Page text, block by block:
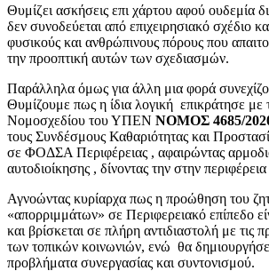
Θυμίζει ασκήσεις επι χάρτου αφού ουδεμία
δεν συνοδεύεται από επιχειρησιακό σχέδιο
φυσικούς και ανθρώπινους πόρους που
την προοπτική αυτών των σχεδιασμών.
Παράλληλα όμως για άλλη μια φορά
Θυμίζουμε πως η ίδια λογική επικράτησε με
Νομοσχεδίου του ΥΠΕΝ ΝΟΜΟΣ 4685/
τους Συνδέσμους Καθαριότητας και
σε ΦΟΔΣΑ Περιφέρειας , αφαιρώντας
αυτοδιοίκησης , δίνοντας την στην περιφέρεια
Αγνοώντας κυρίαρχα πως η προώθηση του
«απορριμμάτων» σε Περιφερειακό επίπεδο
και βρίσκεται σε πλήρη αντιδιαστολή με τις
των τοπικών κοινωνιών, ενώ θα
προβλήματα συνεργασίας και συντονισμού.